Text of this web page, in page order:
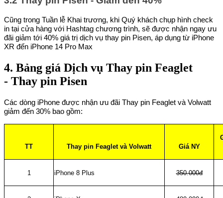
Cũng trong Tuần lễ Khai trương, khi Quý khách chụp hình check
in tại cửa hàng với Hashtag chương trình, sẽ được nhận ngay ưu
đãi giảm tới 40% giá trị dịch vụ thay pin Pisen, áp dụng từ iPhone
XR đến iPhone 14 Pro Max
4. Bảng giá Dịch vụ Thay pin Feaglet
- Thay pin Pisen
Các dòng iPhone được nhận ưu đãi Thay pin Feaglet và Volwatt
giảm đến 30% bao gồm:
TT Thay pin Feaglet và Volwatt Giá NY
1 iPhone 8 Plus 350.000đ